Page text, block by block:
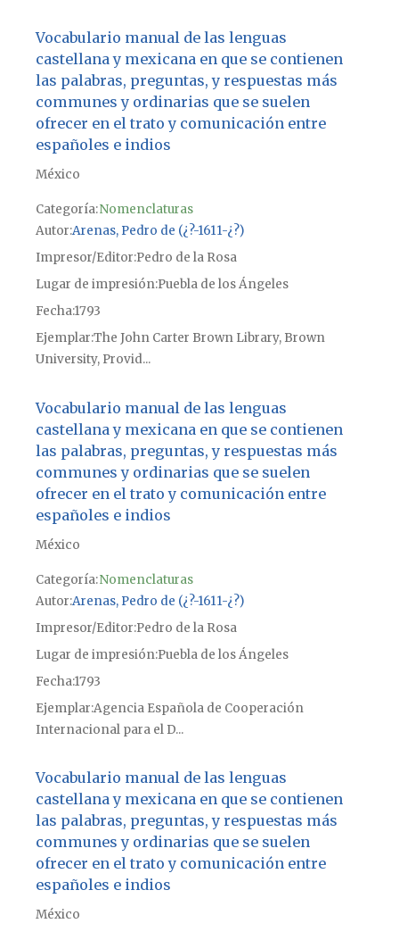
Vocabulario manual de las lenguas
castellana y mexicana en que se contienen
las palabras, preguntas, y respuestas más
communes y ordinarias que se suelen
ofrecer en el trato y comunicación entre
españoles e indios
México
Categoría:Nomenclaturas
Autor Arenas, Pedro de (¿?-1611-¿?)
Impresor/Editor Pedro de la Rosa
Lugar de impresiónPuebla de los Ángeles
Fecha1793
Ejemplar The John Carter Brown Library, Brown
University, Provid...
Vocabulario manual de las lenguas
castellana y mexicana en que se contienen
las palabras, preguntas, y respuestas más
communes y ordinarias que se suelen
ofrecer en el trato y comunicación entre
españoles e indios
México
Categoría:Nomenclaturas
Autor Arenas, Pedro de (¿?-1611-¿?)
Impresor/Editor Pedro de la Rosa
Lugar de impresiónPuebla de los Ángeles
Fecha1793
Ejemplar Agencia Española de Cooperación
Internacional para el D...
Vocabulario manual de las lenguas
castellana y mexicana en que se contienen
las palabras, preguntas, y respuestas más
communes y ordinarias que se suelen
ofrecer en el trato y comunicación entre
españoles e indios
México